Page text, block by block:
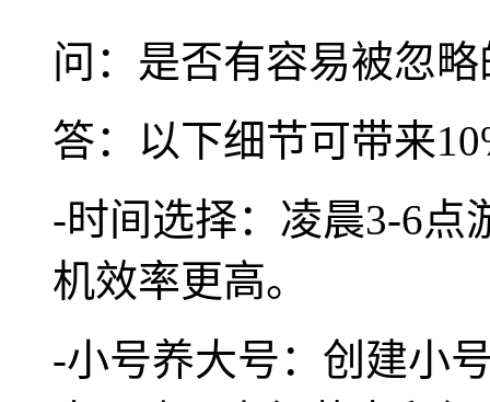
问：是否有容易被忽
答：以下细节可带来
-时间选择：凌晨3-6点
机效率更高。
-小号养大号：创建小